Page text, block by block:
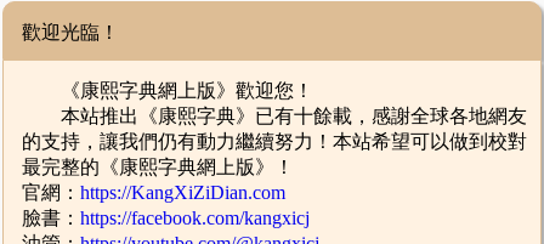
歡迎光臨！
《康熙字典網上版》歡迎您！
本站推出《康熙字典》已有十餘載，感謝全球各地網友
的支持，讓我們仍有動力繼續努力！本站希望可以做到校對
最完整的《康熙字典網上版》！
官網：https://KangXiZiDian.com
臉書：https://facebook.com/kangxicj